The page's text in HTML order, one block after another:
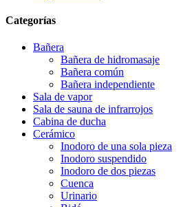
Categorías
Bañera
Bañera de hidromasaje
Bañera común
Bañera independiente
Sala de vapor
Sala de sauna de infrarrojos
Cabina de ducha
Cerámico
Inodoro de una sola pieza
Inodoro suspendido
Inodoro de dos piezas
Cuenca
Urinario